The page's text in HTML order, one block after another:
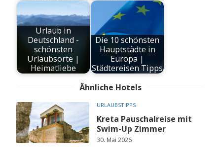
Urlaub in
Deutschland -
schönsten
Urlaubsorte |
Heimatliebe
Die 10 schönsten
Hauptstädte in
Europa |
Städtereisen Tipps
Ähnliche Hotels
URLAUBSTIPPS
Kreta Pauschalreise mit
Swim-Up Zimmer
30. Mai 2026